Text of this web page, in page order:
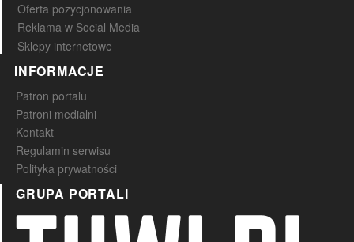
Oferta pozycjonowania
Reklama w Social Media
Sklepy internetowe
INFORMACJE
Patron portalu
Patroni medialni
Kontakt
Regulamin serwisu
Polityka prywatności
GRUPA PORTALI